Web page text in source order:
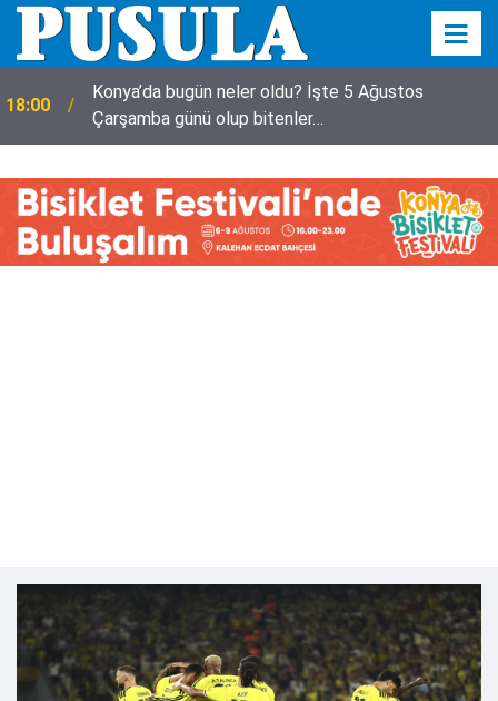
18:00
Konya’da bugün neler oldu? İşte 5 Ağustos
Çarşamba günü olup bitenler…